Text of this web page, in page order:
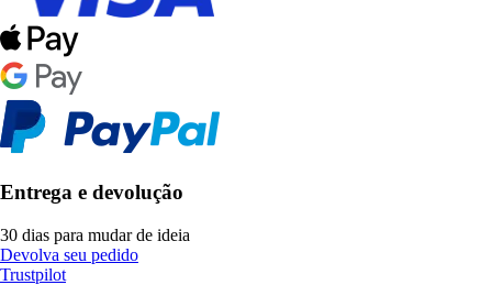
Entrega e devolução
30 dias para mudar de ideia
Devolva seu pedido
Trustpilot